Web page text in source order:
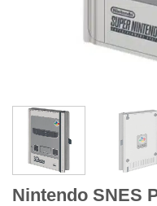
Nintendo SNES